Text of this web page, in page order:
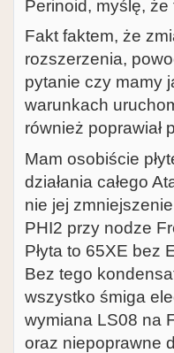
Perinoid, myślę,
Fakt faktem, że
rozszerzenia,
pytanie czy mamy
warunkach
również poprawiał
Mam osobiście
działania całego
nie jej
PHI2 przy nodze
Płyta to 65XE bez
Bez tego
wszystko śmiga
wymiana LS08 na
oraz niepoprawne